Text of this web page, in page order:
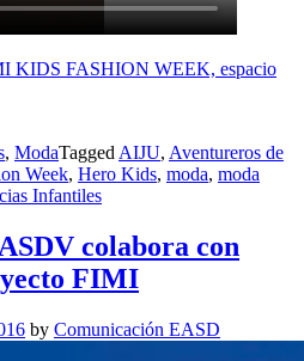
KIDS FASHION WEEK, espacio
, ModaTagged AIJU, Aventureros de
Week, Hero Kids, moda, moda
Infantiles
colabora con
FIMI
by Comunicación EASD